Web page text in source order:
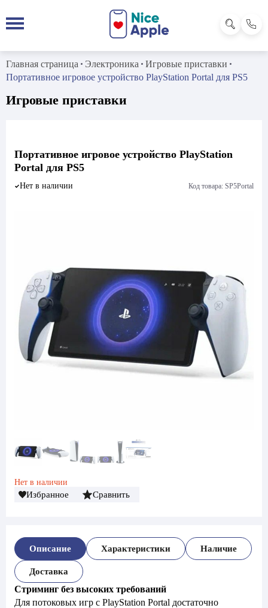
Главная страница Электроника
Игровые приставки
Портативное игровое устройство PlayStation Portal для PS5
Игровые приставки
Портативное игровое устройство PlayStation
Portal для PS5
Нет в наличии Код товара: SP5Portal
Нет в наличии
Избранное Сравнить
Описание Характеристики Наличие
Доставка
Стриминг без высоких требований
Для потоковых игр с PlayStation Portal достаточно